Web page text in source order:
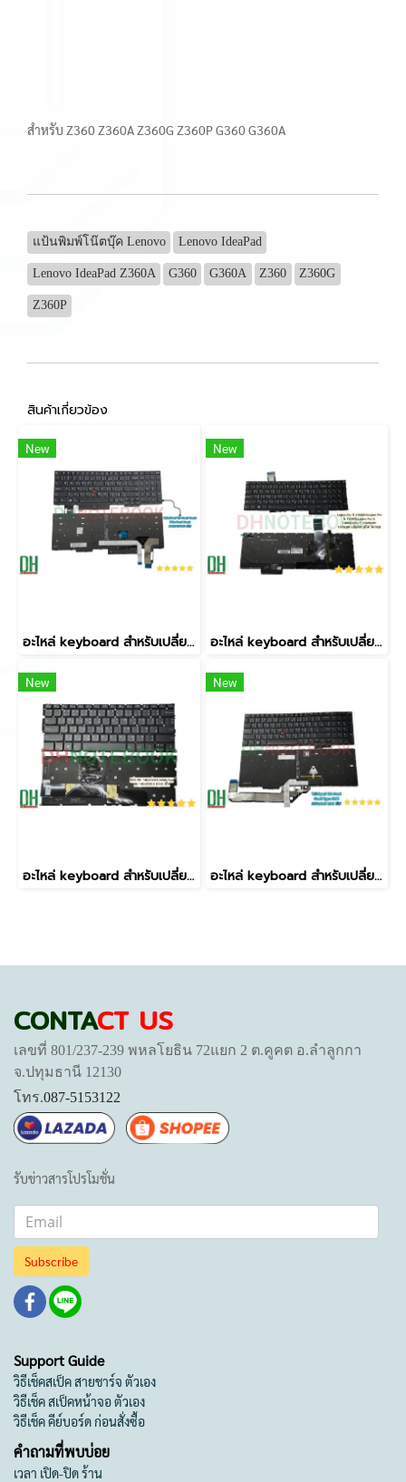
สำหรับ Z360 Z360A Z360G Z360P G360 G360A
แป้นพิมพ์โน๊ตบุ๊ค Lenovo Lenovo IdeaPad
Lenovo IdeaPad Z360A G360 G360A Z360 Z360G
Z360P
สินค้าเกี่ยวข้อง
New
อะไหล่ keyboard สำหรับเปลี่ยน รุ่น ThinkPad T15 Gen1 Gen2 P15s Gen1 Gen2 5N20V77963 มีไฟ
New
อะไหล่ keyboard สำหรับเปลี่ยน รุ่น Legion Pro 5 16ARX8,Legion Pro 5 16IRX8,Legion Pro 5 16IRX8,Pro 7 16ARX8H 16IRX8H แป้นสีดำ มีไฟ ไฟ RGB
New
อะไหล่ keyboard สำหรับเปลี่ยน รุ่น FLEX 5G 14Q8CX05,82AK,Yoga 5G-14Q8CX05 81XE มีไฟ
New
อะไหล่ keyboard สำหรับเปลี่ยน รุ่น Thinkpad E16 Gen1 Gen2 Type 21JN 21JQ 21JT 21JU มีไฟ
CONTACT US
เลขที่ 801/237-239 พหลโยธิน 72แยก 2 ต.คูคต อ.ลำลูกกา
จ.ปทุมธานี 12130
โทร.087-5153122
รับข่าวสารโปรโมชั่น
Subscribe
Support Guide
วิธีเช็คสเป็ค สายชาร์จ ตัวเอง
วิธีเช็ค สเป็คหน้าจอ ตัวเอง
วิธีเช็ค คีย์บอร์ด ก่อนสั่งซื้อ
คำถามที่พบบ่อย
เวลา เปิด-ปิด ร้าน